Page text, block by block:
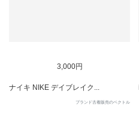
3,000円
ナイキ NIKE デイブレイク...
ブランド古着販売のベクトル